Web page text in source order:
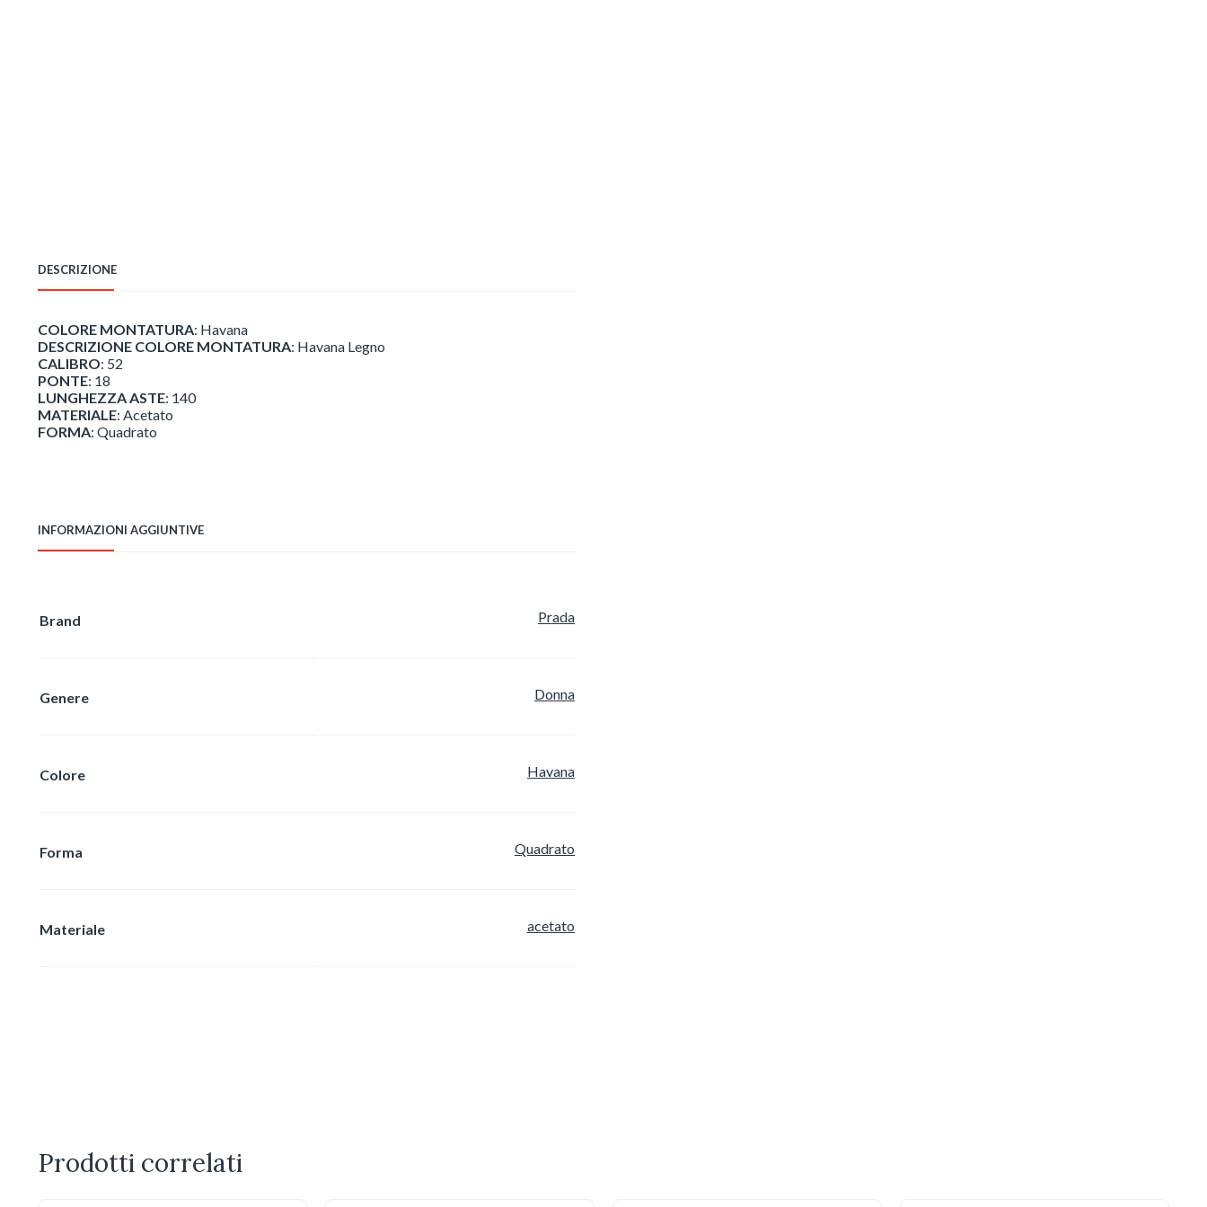
DESCRIZIONE
COLORE MONTATURA: Havana
DESCRIZIONE COLORE MONTATURA: Havana Legno
CALIBRO: 52
PONTE: 18
LUNGHEZZA ASTE: 140
MATERIALE: Acetato
FORMA: Quadrato
INFORMAZIONI AGGIUNTIVE
Brand Prada
Genere Donna
Colore Havana
Forma Quadrato
Materiale acetato
Prodotti correlati